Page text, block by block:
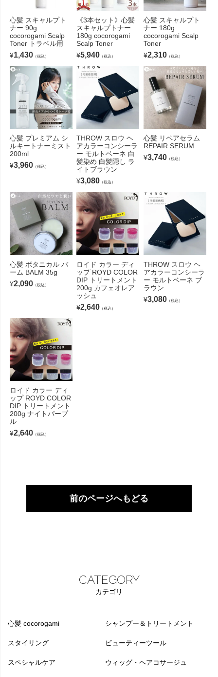
心髪 スキャルプト
ナー 90g
cocorogami Scalp
Toner トラベル用
¥1,430 （税込）
《3本セット》心髪
スキャルプトナー
180g cocorogami
Scalp Toner
¥5,940 （税込）
心髪 スキャルプト
ナー 180g
cocorogami Scalp
Toner
¥2,310（税込）
心髪 プレミアム シ
ルキートナーミスト
200ml
¥3,960 （税込）
THROW スロウ ヘ
アカラーコンシーラ
ー モルトベーネ 白
髪染め 白髪隠し ラ
イトブラウン
¥3,080 （税込）
心髪 リペアセラム
REPAIR SERUM
¥3,740（税込）
心髪 ボタニカル バ
ーム BALM 35g
¥2,090 （税込）
ロイド カラー ディ
ップ ROYD COLOR
DIP トリートメント
200g カフェオレア
ッシュ
¥2,640 （税込）
THROW スロウ ヘ
アカラーコンシーラ
ー モルトベーネ ブ
ラウン
¥3,080（税込）
ロイド カラー ディ
ップ ROYD COLOR
DIP トリートメント
200g ナイトパープ
ル
¥2,640 （税込）
前のページへもどる
CATEGORY
カテゴリ
心髪 cocorogami シャンプー＆トリートメント
スタイリング ビューティーツール
スペシャルケア ウィッグ・ヘアコサージュ